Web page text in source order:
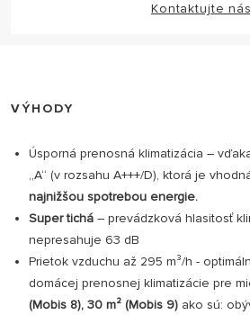
Kontaktujte nás
VÝHODY
Úsporná prenosná klimatizácia –
„A“ (v rozsahu A+++/D), ktorá je
najnižšou spotrebou energie.
Super tichá – prevádzková hlasitosť
nepresahuje 63 dB
Prietok vzduchu až 295 m³/h -
domácej prenosnej klimatizácie pre
(Mobis 8), 30 m² (Mobis 9) ako sú: